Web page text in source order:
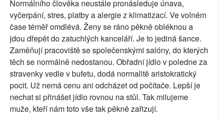
Normálního člověka neustále pronásleduje únava,
vyčerpání, stres, platby a alergie z klimatizací. Ve volném
čase téměř omdlévá. Ženy se ráno pěkně obléknou a
jdou dřepět do zatuchlých kanceláří. Je to jediná šance.
Zaměňují pracoviště se společenskými salóny, do kterých
těch se normálně nedostanou. Obřadní jídlo v poledne za
stravenky vedle v bufetu, dodá normalitě aristokratický
pocit. Už nemá cenu ani odcházet od počítače. Lepší je
nechat si přinášet jídlo rovnou na stůl. Tak milujeme
muže, kteří nám toto vše tak pěkně zařizují.